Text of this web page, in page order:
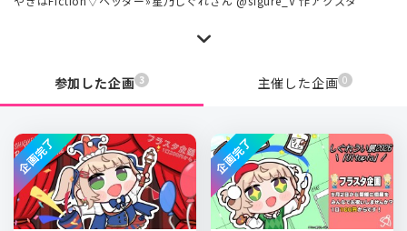
参加した企画 3 主催した企画 0
企画完了 企画完了